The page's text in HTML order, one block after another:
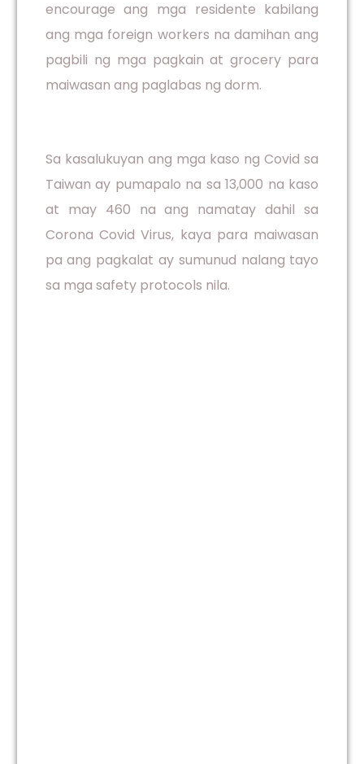
encourage ang mga residente kabilang
ang mga foreign workers na damihan ang
pagbili ng mga pagkain at grocery para
maiwasan ang paglabas ng dorm.
Sa kasalukuyan ang mga kaso ng Covid sa
Taiwan ay pumapalo na sa 13,000 na kaso
at may 460 na ang namatay dahil sa
Corona Covid Virus, kaya para maiwasan
pa ang pagkalat ay sumunud nalang tayo
sa mga safety protocols nila.